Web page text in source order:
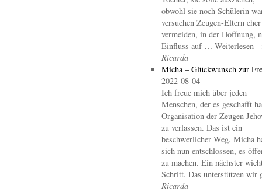
obwohl sie noch Schülerin
versuchen Zeugen-Eltern
vermeiden, in der Hoffnung,
Einfluss auf … Weiterlesen
Ricarda
Micha – Glückwunsch zur
2022-08-04
Ich freue mich über jeden
Menschen, der es geschafft
Organisation der Zeugen
zu verlassen. Das ist ein
beschwerlicher Weg. Micha
sich nun entschlossen, es
zu machen. Ein nächster
Schritt. Das unterstützen wir
Ricarda